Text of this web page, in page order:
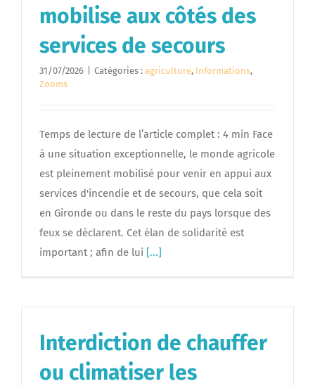
mobilise aux côtés des
services de secours
31/07/2026 Catégories : agriculture, Informations,
Zooms
Temps de lecture de l’article complet : 4 min Face
à une situation exceptionnelle, le monde agricole
est pleinement mobilisé pour venir en appui aux
services d'incendie et de secours, que cela soit
en Gironde ou dans le reste du pays lorsque des
feux se déclarent. Cet élan de solidarité est
important ; afin de lui [...]
Interdiction de chauffer
ou climatiser les